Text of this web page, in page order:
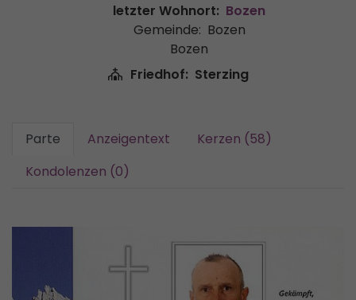
letzter Wohnort: Bozen
Gemeinde: Bozen
Bozen
Friedhof: Sterzing
Parte Anzeigentext
Kerzen (58)
Kondolenzen (0)